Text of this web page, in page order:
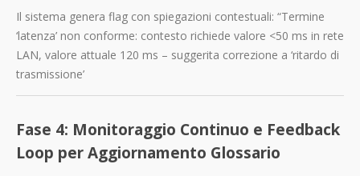
Il sistema genera flag con spiegazioni contestuali: “Termine
‘latenza’ non conforme: contesto richiede valore <50 ms in rete
LAN, valore attuale 120 ms – suggerita correzione a ‘ritardo di
trasmissione’
Fase 4: Monitoraggio Continuo e Feedback
Loop per Aggiornamento Glossario